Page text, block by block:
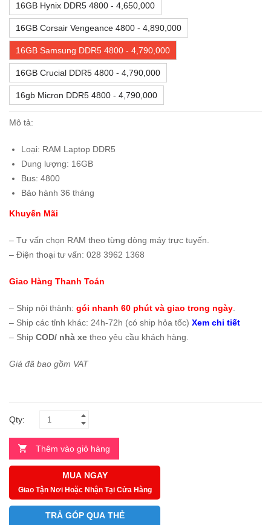
16GB Hynix DDR5 4800 - 4,650,000
16GB Corsair Vengeance 4800 - 4,890,000
16GB Samsung DDR5 4800 - 4,790,000
16GB Crucial DDR5 4800 - 4,790,000
16gb Micron DDR5 4800 - 4,790,000
Mô tả:
Loại: RAM Laptop DDR5
Dung lượng: 16GB
Bus: 4800
Bảo hành 36 tháng
Khuyến Mãi
– Tư vấn chọn RAM theo từng dòng máy trực tuyến.
– Điện thoại tư vấn: 028 3962 1368
Giao Hàng Thanh Toán
– Ship nội thành: gói nhanh 60 phút và giao trong ngày
– Ship các tỉnh khác: 24h-72h (có ship hỏa tốc) Xem chi tiết
– Ship COD/ nhà xe theo yêu cầu khách hàng.
Giá đã bao gồm VAT
Qty:
Thêm vào giỏ hàng
MUA NGAY
Giao Tận Nơi Hoặc Nhận Tại Cửa Hàng
TRẢ GÓP QUA THẺ